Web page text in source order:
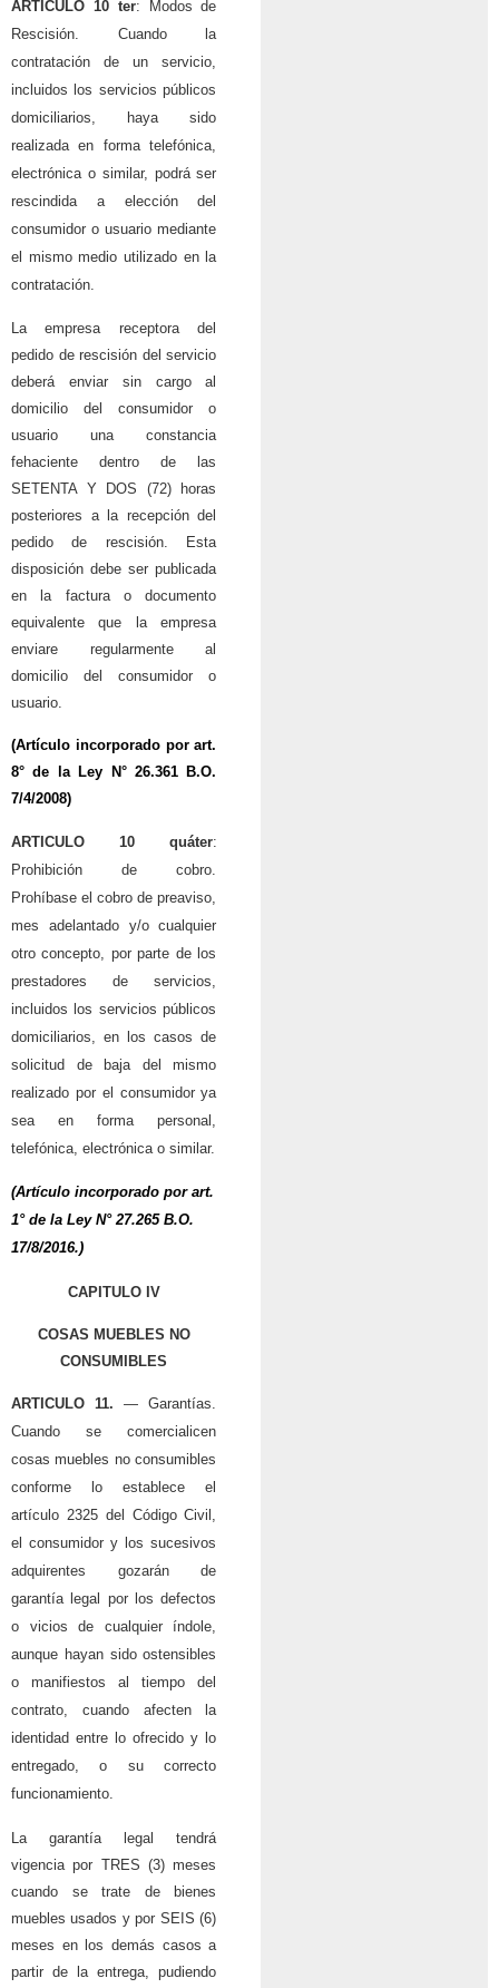
ARTICULO 10 ter: Modos de
Rescisión. Cuando la
contratación de un servicio,
incluidos los servicios públicos
domiciliarios, haya sido
realizada en forma telefónica,
electrónica o similar, podrá ser
rescindida a elección del
consumidor o usuario mediante
el mismo medio utilizado en la
contratación.
La empresa receptora del
pedido de rescisión del servicio
deberá enviar sin cargo al
domicilio del consumidor o
usuario una constancia
fehaciente dentro de las
SETENTA Y DOS (72) horas
posteriores a la recepción del
pedido de rescisión. Esta
disposición debe ser publicada
en la factura o documento
equivalente que la empresa
enviare regularmente al
domicilio del consumidor o
usuario.
(Artículo incorporado por art.
8° de la Ley N° 26.361 B.O.
7/4/2008)
ARTICULO 10 quáter:
Prohibición de cobro.
Prohíbase el cobro de preaviso,
mes adelantado y/o cualquier
otro concepto, por parte de los
prestadores de servicios,
incluidos los servicios públicos
domiciliarios, en los casos de
solicitud de baja del mismo
realizado por el consumidor ya
sea en forma personal,
telefónica, electrónica o similar.
(Artículo incorporado por art.
1° de la Ley N° 27.265B.O.
17/8/2016.)
CAPITULO IV
COSAS MUEBLES NO
CONSUMIBLES
ARTICULO 11. — Garantías.
Cuando se comercialicen
cosas muebles no consumibles
conforme lo establece el
artículo 2325 del Código Civil,
el consumidor y los sucesivos
adquirentes gozarán de
garantía legal por los defectos
o vicios de cualquier índole,
aunque hayan sido ostensibles
o manifiestos al tiempo del
contrato, cuando afecten la
identidad entre lo ofrecido y lo
entregado, o su correcto
funcionamiento.
La garantía legal tendrá
vigencia por TRES (3) meses
cuando se trate de bienes
muebles usados y por SEIS (6)
meses en los demás casos a
partir de la entrega, pudiendo